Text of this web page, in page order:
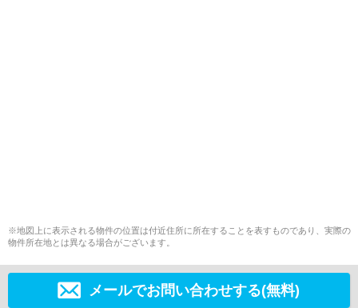
※地図上に表示される物件の位置は付近住所に所在することを表すものであり、実際の
物件所在地とは異なる場合がございます。
メールでお問い合わせする(無料)